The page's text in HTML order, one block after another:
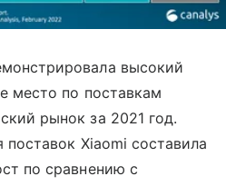
высокий
место по поставкам
рынок за 2021 год.
поставок Xiaomi составила
по сравнению с